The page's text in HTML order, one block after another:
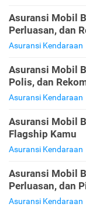
Asuransi Mobil
Perluasan, dan
Asuransi Kendaraan
Asuransi Mobil
Polis, dan
Asuransi Kendaraan
Asuransi Mobil
Flagship Kamu
Asuransi Kendaraan
Asuransi Mobil
Perluasan, dan
Asuransi Kendaraan